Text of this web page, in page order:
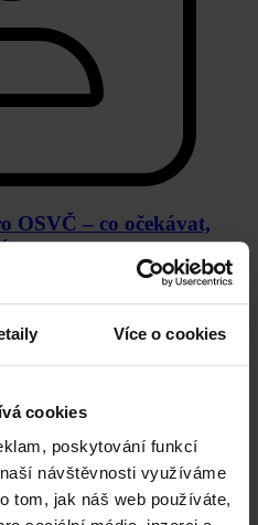
Více o cookies
cookies
poskytování funkcí
návštěvnosti využíváme
tom, jak náš web používáte,
OSVČ – co očekávat,
a praktické rady před